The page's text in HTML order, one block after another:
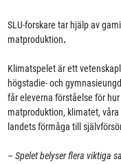
SLU-forskare tar hjälp av
matproduktion.
Klimatspelet är ett
högstadie- och
får eleverna förståelse för
matproduktion, klimatet,
landets förmåga till
– Spelet belyser flera viktiga